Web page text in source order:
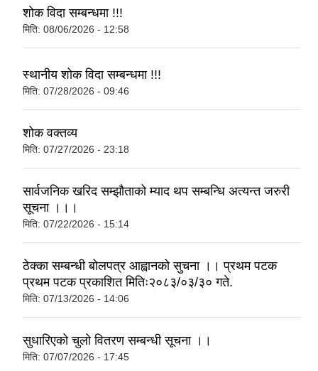
शोक विदा सम्बन्धमा !!!
मिति: 08/06/2026 - 12:58
स्थानीय शोक विदा सम्बन्धमा !!!
मिति: 07/28/2026 - 09:46
शोक वक्तव्य
मिति: 07/27/2026 - 23:18
सार्वजनिक खरिद सम्झौताको म्याद थप सम्बन्धि अत्यन्त जरुरी
सूचना ।।।
मिति: 07/22/2026 - 15:14
ठेक्का सम्बन्धी बोलपत्र आह्वानको सुचना ।। प्रथम पटक
प्रथम पटक प्रकाशित मितिः२०८३/०३/३० गते.
मिति: 07/13/2026 - 14:06
सुधारिएको चुलो वितरण सम्बन्धी सूचना ।।
मिति: 07/07/2026 - 17:45